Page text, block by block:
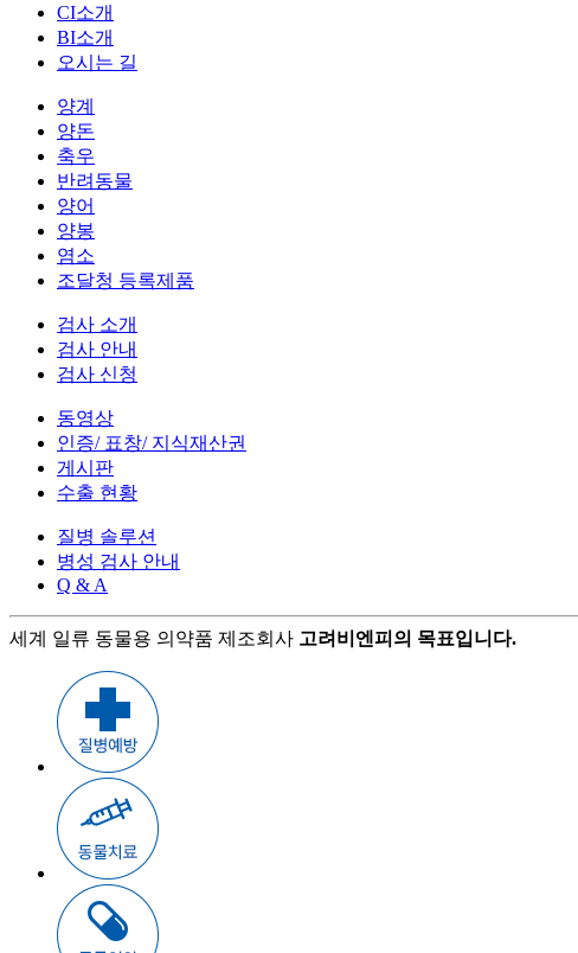
CI소개
BI소개
오시는 길
양계
양돈
축우
반려동물
양어
양봉
염소
조달청 등록제품
검사 소개
검사 안내
검사 신청
동영상
인증/ 표창/ 지식재산권
게시판
수출 현황
질병 솔루션
병성 검사 안내
Q & A
세계 일류 동물용 의약품 제조회사 고려비엔피의 목표입니다.